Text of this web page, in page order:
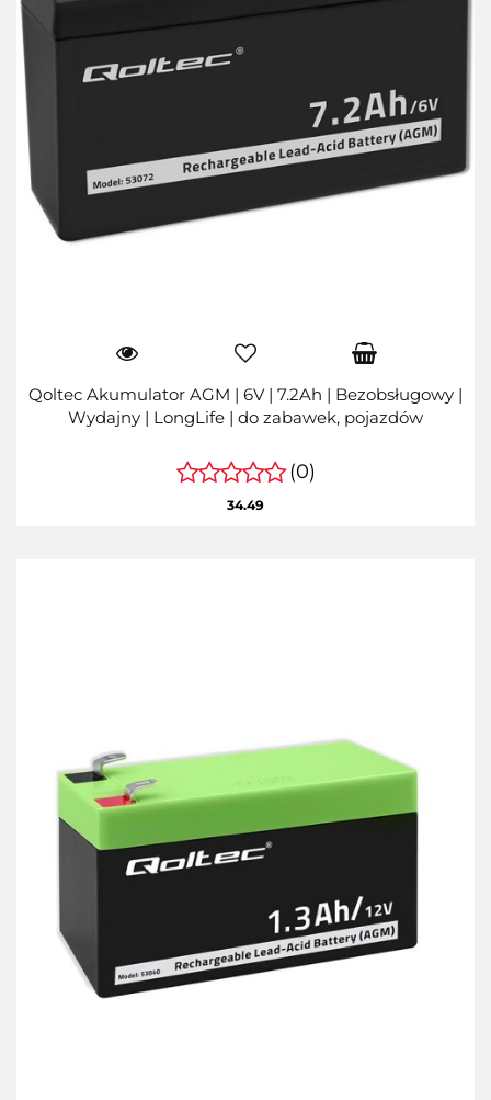
Qoltec Akumulator AGM | 6V | 7.2Ah | Bezobsługowy |
Wydajny | LongLife | do zabawek, pojazdów
(0)
34.49